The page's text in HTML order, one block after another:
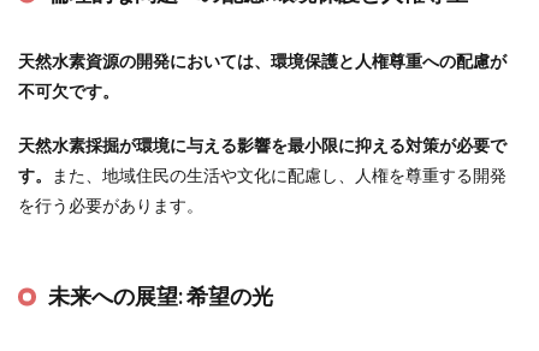
天然水素資源の開発においては、環境保護と人権尊重への配慮が
不可欠です。
天然水素採掘が環境に与える影響を最小限に抑える対策が必要で
す。
また、地域住民の生活や文化に配慮し、人権を尊重する開発
を行う必要があります。
未来への展望:希望の光